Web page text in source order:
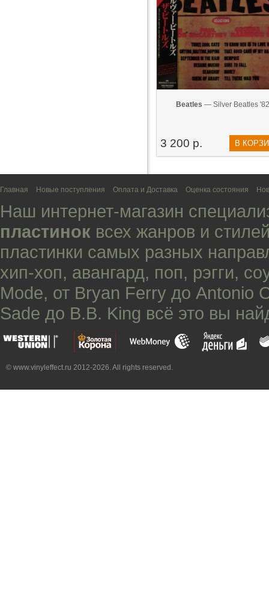
Beatles — Silver Beatles '82
3 200 р. В
Главная Новые поступления Оплата и Доставка Оценка состояния
Наш интернет-магазин
пластинок всех жанров и
пластинки самых разных
хип-хоп, авангард, поп, рэгги,
Mode, от Bryan Ferry до Antonio
Sade до B.B. King всё это вы
© www.vinyleffect.ru 2012-2026. All rights reserved.